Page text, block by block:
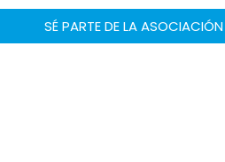
SÉ PARTE DE LA